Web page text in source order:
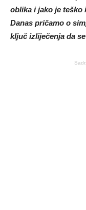
oblika i jako je teško
Danas pričamo o
ključ izliječenja da